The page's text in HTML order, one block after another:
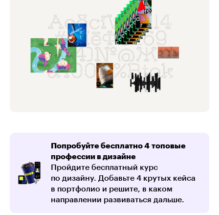
Попробуйте бесплатно 4 топовые
профессии в дизайне
Пройдите бесплатный курс
по дизайну. Добавьте 4 крутых кейса
в портфолио и решите, в каком
направлении развиваться дальше.